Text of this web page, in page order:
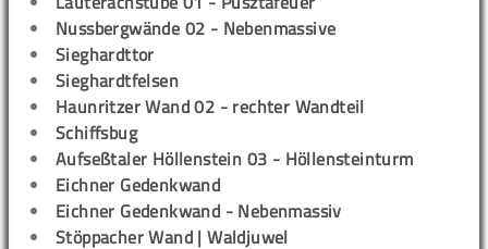
Nussbergwände 02 - Nebenmassive
Sieghardttor
Sieghardtfelsen
Haunritzer Wand 02 - rechter Wandteil
Schiffsbug
Aufseßtaler Höllenstein 03 - Höllensteinturm
Eichner Gedenkwand
Eichner Gedenkwand - Nebenmassiv
Stöppacher Wand | Waldjuwel